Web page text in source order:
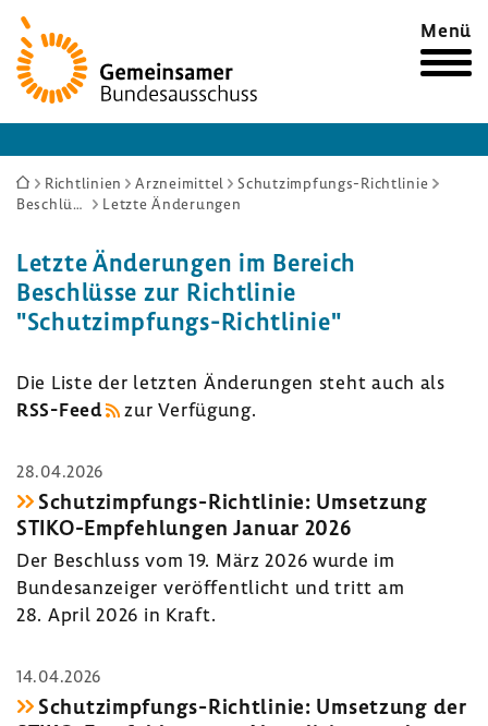
Zur
Startseite
Menü
Sie
sind
Richtlinien Arzneimittel
Schutzimpfungs-Richtlinie
Beschlüsse
Letzte Änderungen
Letzte Ände­rungen im Bereich
Beschlüsse zur Richt­linie
"Schutzimpfungs-​Richtlinie"
Die Liste der letzten Ände­rungen steht auch als
RSS-​Feed
zur Verfü­gung.
28.04.2026
Schutzimpfungs-​Richtlinie: Umset­zung
STIKO-​Empfehlungen Januar 2026
Der Beschluss vom 19. März 2026 wurde im
Bundes­an­zeiger veröf­fent­licht und tritt am
28. April 2026 in Kraft.
14.04.2026
Schutzimpfungs-​Richtlinie: Umset­zung der